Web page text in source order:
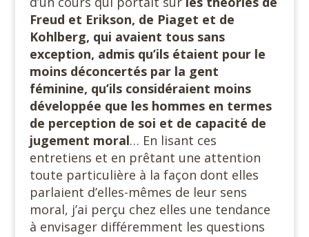
Freud et Erikson, de Piaget et de
Kohlberg, qui avaient tous sans
exception, admis qu’ils étaient pour le
moins déconcertés par la gent
féminine, qu’ils considéraient moins
développée que les hommes en termes
de perception de soi et de capacité de
jugement moral… En lisant ces
entretiens et en prêtant une attention
toute particulière à la façon dont elles
parlaient d’elles-mêmes de leur sens
moral, j’ai perçu chez elles une tendance
à envisager différemment les questions